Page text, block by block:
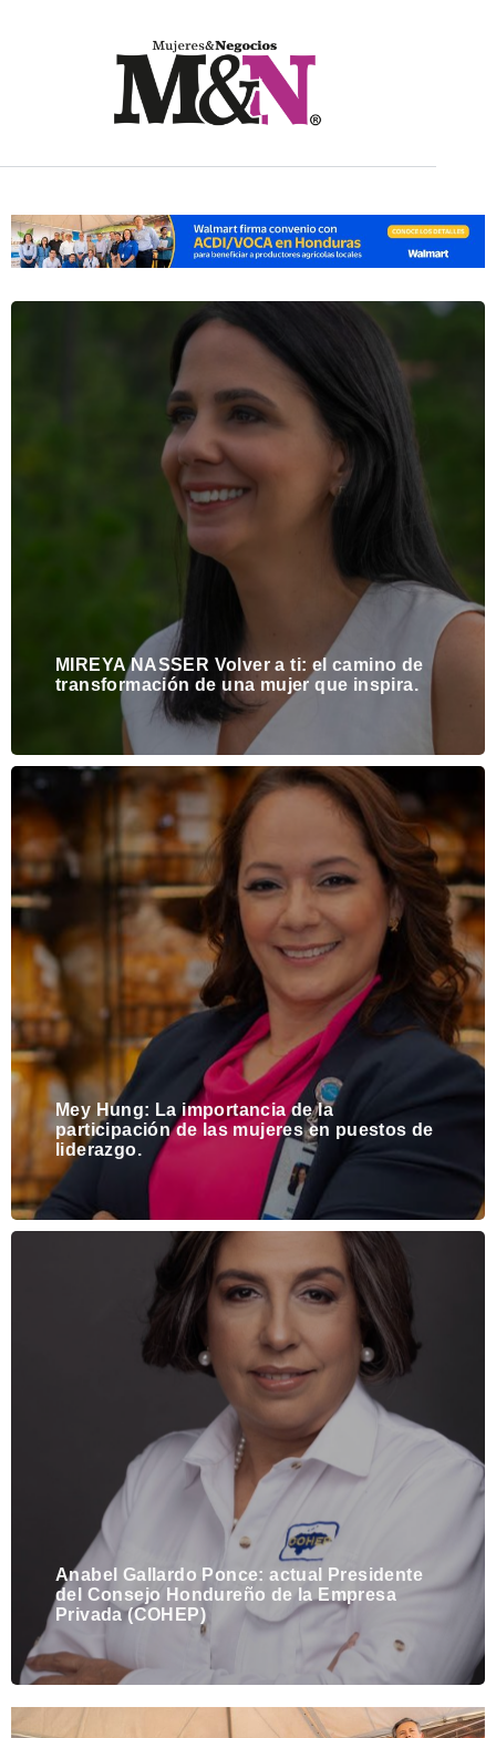
MIREYA NASSER Volver a ti: el camino de
transformación de una mujer que inspira.
Mey Hung: La importancia de la
participación de las mujeres en puestos de
liderazgo.
Anabel Gallardo Ponce: actual Presidente
del Consejo Hondureño de la Empresa
Privada (COHEP)